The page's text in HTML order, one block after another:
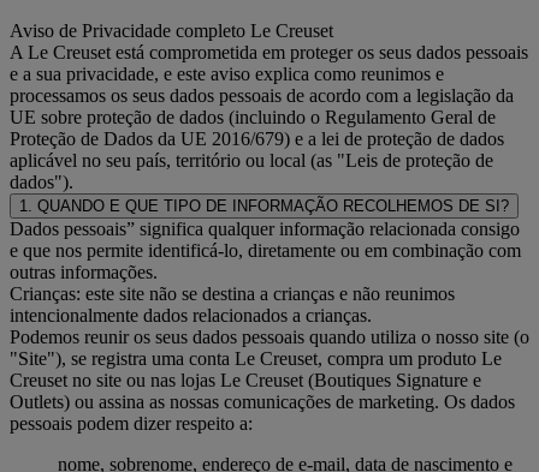
Aviso de Privacidade completo Le Creuset
A Le Creuset está comprometida em proteger os seus dados pessoais
e a sua privacidade, e este aviso explica como reunimos e
processamos os seus dados pessoais de acordo com a legislação da
UE sobre proteção de dados (incluindo o Regulamento Geral de
Proteção de Dados da UE 2016/679) e a lei de proteção de dados
aplicável no seu país, território ou local (as "Leis de proteção de
dados").
1. QUANDO E QUE TIPO DE INFORMAÇÃO RECOLHEMOS DE SI?
Dados pessoais” significa qualquer informação relacionada consigo
e que nos permite identificá-lo, diretamente ou em combinação com
outras informações.
Crianças: este site não se destina a crianças e não reunimos
intencionalmente dados relacionados a crianças.
Podemos reunir os seus dados pessoais quando utiliza o nosso site (o
"Site"), se registra uma conta Le Creuset, compra um produto Le
Creuset no site ou nas lojas Le Creuset (Boutiques Signature e
Outlets) ou assina as nossas comunicações de marketing. Os dados
pessoais podem dizer respeito a:
nome, sobrenome, endereço de e-mail, data de nascimento e